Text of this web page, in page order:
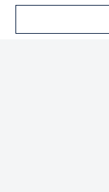
プライバシー・